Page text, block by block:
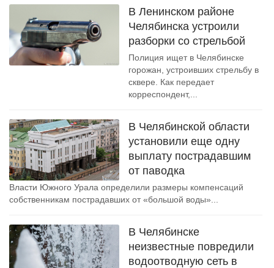
В Ленинском районе
Челябинска устроили
разборки со стрельбой
Полиция ищет в Челябинске
горожан, устроивших стрельбу в
сквере. Как передает
корреспондент,...
В Челябинской области
установили еще одну
выплату пострадавшим
от паводка
Власти Южного Урала определили размеры компенсаций
собственникам пострадавших от «большой воды»...
В Челябинске
неизвестные повредили
водоотводную сеть в